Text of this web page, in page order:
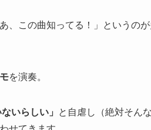
、この曲知ってる！」というの
を演奏。
いらしい」
と自虐し（絶対そん